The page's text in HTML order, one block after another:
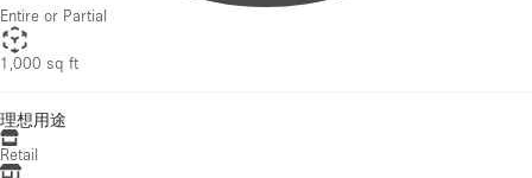
Entire or Partial
1,000 sq ft
理想用途
Retail